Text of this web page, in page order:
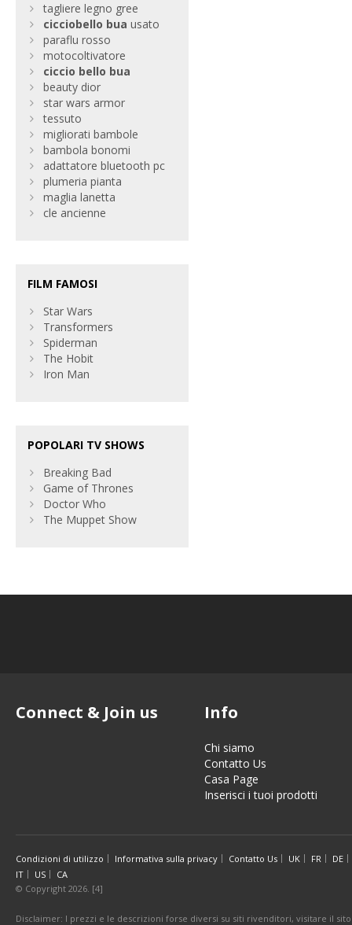
tagliere legno gree
cicciobello bua usato
paraflu rosso
motocoltivatore
ciccio bello bua
beauty dior
star wars armor
tessuto
migliorati bambole
bambola bonomi
adattatore bluetooth pc
plumeria pianta
maglia lanetta
cle ancienne
FILM FAMOSI
Star Wars
Transformers
Spiderman
The Hobit
Iron Man
POPOLARI TV SHOWS
Breaking Bad
Game of Thrones
Doctor Who
The Muppet Show
Connect & Join us Info
Chi siamo
Contatto Us
Casa Page
Inserisci i tuoi prodotti
Condizioni di utilizzo Informativa sulla privacy Contatto Us UK FR
DE
IT
US
CA
© Copyright 2026. [4]
Disclaimer: I prezzi e le descrizioni forse diversi su siti rivenditori, visitare il